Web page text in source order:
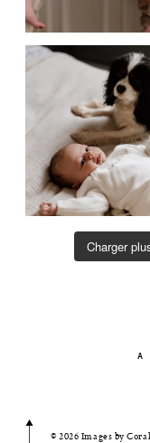
Charger
A
© 2026 Images by